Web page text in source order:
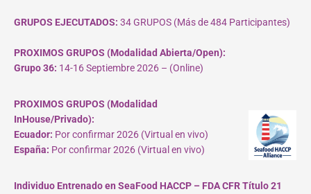
GRUPOS EJECUTADOS: 34 GRUPOS (Más de 484 Participantes)
PROXIMOS GRUPOS (Modalidad Abierta/Open):
Grupo 36: 14-16 Septiembre 2026 – (Online)
PROXIMOS GRUPOS (Modalidad
InHouse/Privado):
Ecuador: Por confirmar 2026 (Virtual en vivo)
España: Por confirmar 2026 (Virtual en vivo)
Individuo Entrenado en SeaFood HACCP – FDA CFR Título 21